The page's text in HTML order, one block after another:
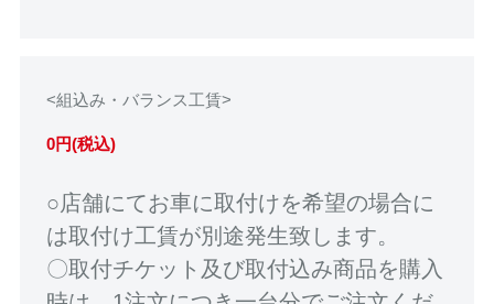
<組込み・バランス工賃>
0円(税込)
○店舗にてお車に取付けを希望の場合に
は取付け工賃が別途発生致します。
〇取付チケット及び取付込み商品を購入